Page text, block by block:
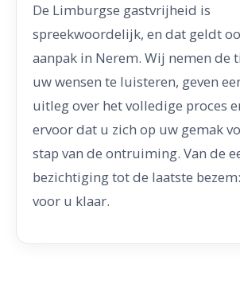
De Limburgse gastvrijheid is
spreekwoordelijk, en dat geldt
aanpak in Nerem. Wij nemen de
uw wensen te luisteren, geven
uitleg over het volledige proces
ervoor dat u zich op uw gemak
stap van de ontruiming. Van de
bezichtiging tot de laatste
voor u klaar.